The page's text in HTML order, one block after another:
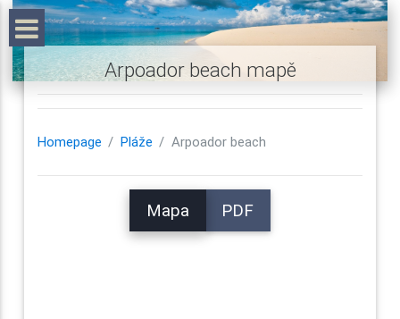
Arpoador beach mapě
Homepage Pláže Arpoador beach
Mapa PDF